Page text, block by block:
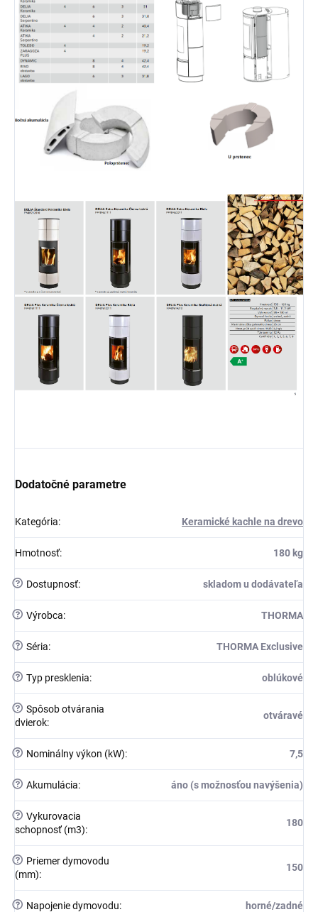
Dodatočné parametre
Kategória: Keramické kachle na drevo
Hmotnosť: 180 kg
? Dostupnosť: skladom u dodávateľa
? Výrobca: THORMA
? Séria: THORMA Exclusive
? Typ presklenia: oblúkové
? Spôsob otvárania
dvierok:
otváravé
? Nominálny výkon (kW): 7,5
? Akumulácia: áno (s možnosťou navýšenia)
? Vykurovacia
schopnosť (m3):
180
?
Priemer dymovodu
(mm):
150
? Napojenie dymovodu: horné/zadné